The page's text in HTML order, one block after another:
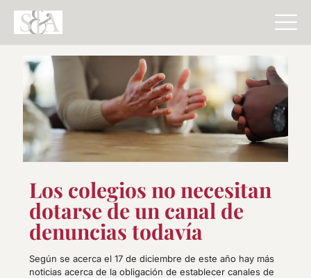
Los colegios no necesitan
dotarse de un canal de
denuncias todavía
Según se acerca el 17 de diciembre de este año hay más
noticias acerca de la obligación de establecer canales de